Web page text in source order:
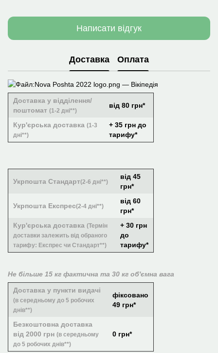
Написати відгук
Доставка Оплата
Доставка у відділення/
поштомат (1-2 дні**)
від 80 грн*
Кур'єрська доставка (1-3
дні**)
+ 35 грн до
тарифу*
Укрпошта Стандарт(2-6 дні**)
від 45
грн*
Укрпошта Експрес(2-4 дні**)
від 60
грн*
Кур'єрська доставка (Термін
доставки залежить від обраного
тарифу: Експрес чи Стандарт**)
+ 30 грн
до
тарифу*
Не більше 15 кг фактична та 30 кг об'ємна вага
Доставка у пункти видачі
(в середньому до 5 робочих
днів**)
фіксовано
49 грн*
Безкоштовна доставка
від 2000 грн (в середньому
до 5 робочих днів**)
0 грн*